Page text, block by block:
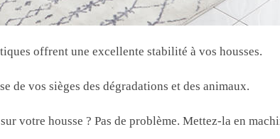
offrent une excellente stabilité à vos housses.
de vos sièges des dégradations et des animaux.
votre housse ? Pas de problème. Mettez-la en